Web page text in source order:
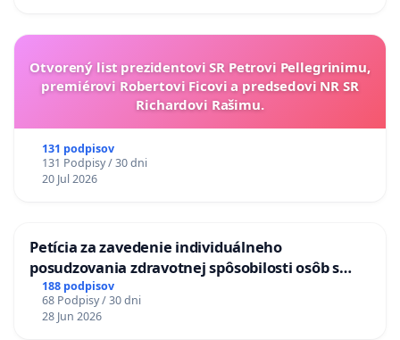
Otvorený list prezidentovi SR Petrovi Pellegrinimu,
premiérovi Robertovi Ficovi a predsedovi NR SR
Richardovi Rašimu.
131 podpisov
131 Podpisy / 30 dni
20 Jul 2026
Petícia za zavedenie individuálneho
posudzovania zdravotnej spôsobilosti osôb s
diabetom 1. a 2. typu pri prijímaní do
Policajného zboru SR
188 podpisov
68 Podpisy / 30 dni
28 Jun 2026